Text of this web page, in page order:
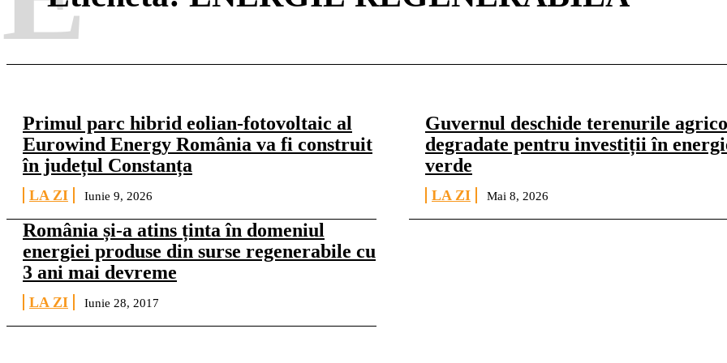
Primul parc hibrid eolian-fotovoltaic al
Eurowind Energy România va fi construit
în județul Constanța
LA ZI Iunie 9, 2026
Guvernul deschide terenurile
degradate pentru investiții în
verde
LA ZI Mai 8, 2026
România și-a atins ținta în domeniul
energiei produse din surse regenerabile cu
3 ani mai devreme
LA ZI Iunie 28, 2017